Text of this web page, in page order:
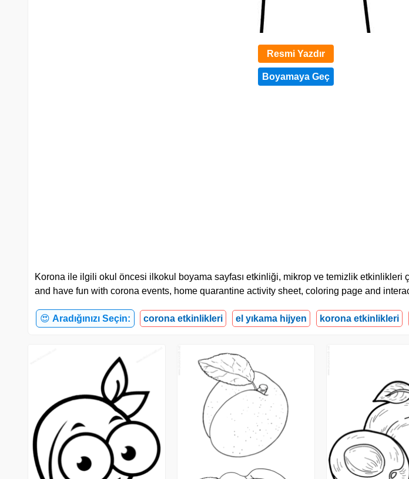
Resmi Yazdır
Korona ile ilgili okul öncesi ilkokul boyama sayfası etkinliği, mikrop ve temizlik etkinlikleri
and have fun with corona events, home quarantine activity sheet, coloring page and
😍 Aradığınızı Seçin: corona etkinlikleri el yıkama hijyen korona etkinlikleri